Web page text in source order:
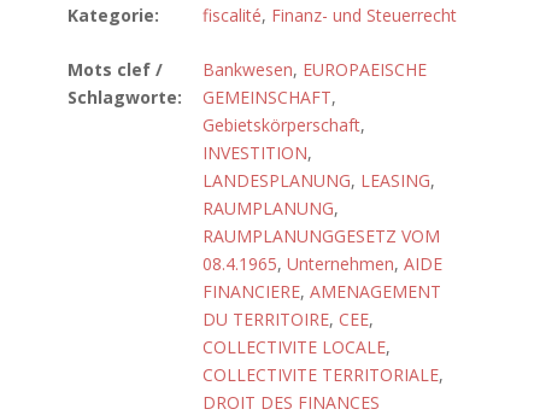
Kategorie:
fiscalité, Finanz- und Steuerrecht
Mots clef /
Schlagworte:
Bankwesen, EUROPAEISCHE
GEMEINSCHAFT,
Gebietskörperschaft,
INVESTITION,
LANDESPLANUNG, LEASING,
RAUMPLANUNG,
RAUMPLANUNGGESETZ VOM
08.4.1965, Unternehmen, AIDE
FINANCIERE, AMENAGEMENT
DU TERRITOIRE, CEE,
COLLECTIVITE LOCALE,
COLLECTIVITE TERRITORIALE,
DROIT DES FINANCES